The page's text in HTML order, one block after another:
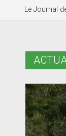
Le Journal